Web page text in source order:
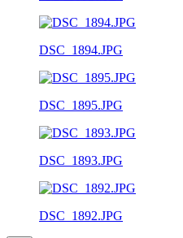
DSC_1894.JPG
DSC_1895.JPG
DSC_1893.JPG
DSC_1892.JPG